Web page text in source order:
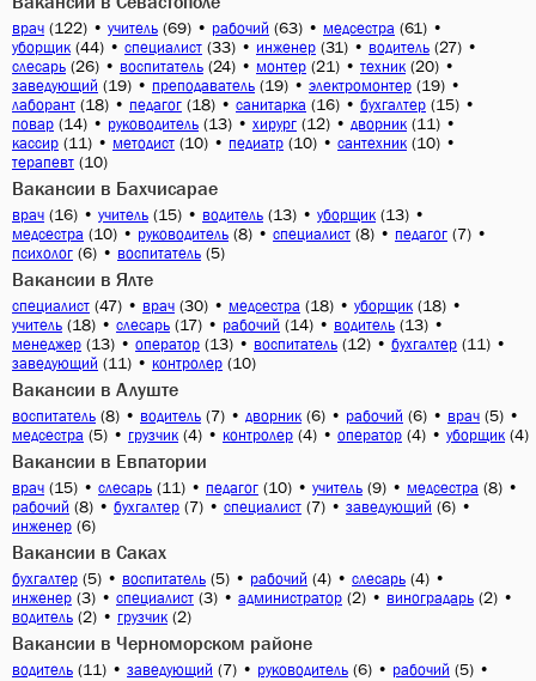
врач (122) • учитель (69) • рабочий (63) • медсестра (61) •
уборщик (44) • специалист (33) • инженер (31) • водитель (27) •
слесарь (26) • воспитатель (24) • монтер (21) • техник (20) •
заведующий (19) • преподаватель (19) • электромонтер (19) •
лаборант (18) • педагог (18) • санитарка (16) • бухгалтер (15) •
повар (14) • руководитель (13) • хирург (12) • дворник (11) •
кассир (11) • методист (10) • педиатр (10) • сантехник (10) •
терапевт (10)
Вакансии в Бахчисарае
врач (16) • учитель (15) • водитель (13) • уборщик (13) •
медсестра (10) • руководитель (8) • специалист (8) • педагог (7) •
психолог (6) • воспитатель (5)
Вакансии в Ялте
специалист (47) • врач (30) • медсестра (18) • уборщик (18) •
учитель (18) • слесарь (17) • рабочий (14) • водитель (13) •
менеджер (13) • оператор (13) • воспитатель (12) • бухгалтер (11) •
заведующий (11) • контролер (10)
Вакансии в Алуште
воспитатель (8) • водитель (7) • дворник (6) • рабочий (6) • врач (5) •
медсестра (5) • грузчик (4) • контролер (4) • оператор (4) • уборщик (4)
Вакансии в Евпатории
врач (15) • слесарь (11) • педагог (10) • учитель (9) • медсестра (8) •
рабочий (8) • бухгалтер (7) • специалист (7) • заведующий (6) •
инженер (6)
Вакансии в Саках
бухгалтер (5) • воспитатель (5) • рабочий (4) • слесарь (4) •
инженер (3) • специалист (3) • администратор (2) • виноградарь (2) •
водитель (2) • грузчик (2)
Вакансии в Черноморском районе
водитель (11) • заведующий (7) • руководитель (6) • рабочий (5) •